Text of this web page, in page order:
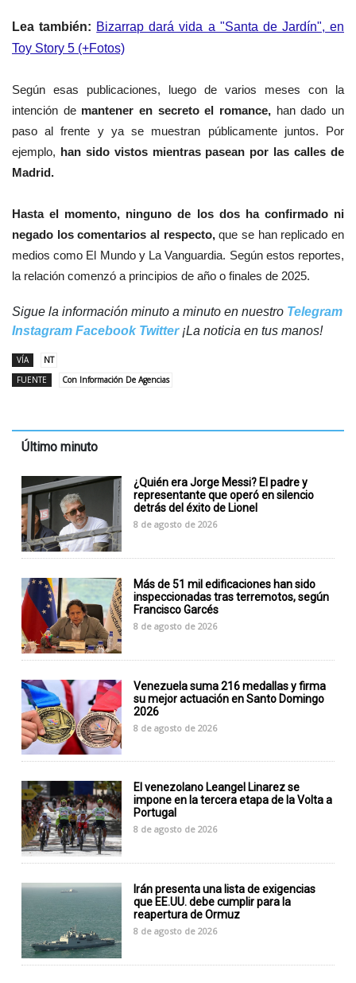
Lea también: Bizarrap dará vida a "Santa de Jardín", en
Toy Story 5 (+Fotos)
Según esas publicaciones, luego de varios meses con la
intención demantener en secreto el romance, han dado un
paso al frente y ya se muestran públicamente juntos. Por
ejemplo, han sido vistos mientras pasean por las calles de
Madrid.
Hasta el momento, ninguno de los dos ha confirmado ni
negado los comentarios al respecto,que se han replicado en
medios como El Mundo y La Vanguardia. Según estos reportes,
la relación comenzó a principios de año o finales de 2025.
Sigue la información minuto a minuto en nuestro Telegram
Instagram Facebook Twitter¡La noticia en tus manos!
VÍA
NT
FUENTE
Con Información De Agencias
Último minuto
¿Quién era Jorge Messi? El padre y
representante que operó en silencio
detrás del éxito de Lionel
8 de agosto de 2026
Más de 51 mil edificaciones han sido
inspeccionadas tras terremotos, según
Francisco Garcés
8 de agosto de 2026
Venezuela suma 216 medallas y firma
su mejor actuación en Santo Domingo
2026
8 de agosto de 2026
El venezolano Leangel Linarez se
impone en la tercera etapa de la Volta a
Portugal
8 de agosto de 2026
Irán presenta una lista de exigencias
que EE.UU. debe cumplir para la
reapertura de Ormuz
8 de agosto de 2026